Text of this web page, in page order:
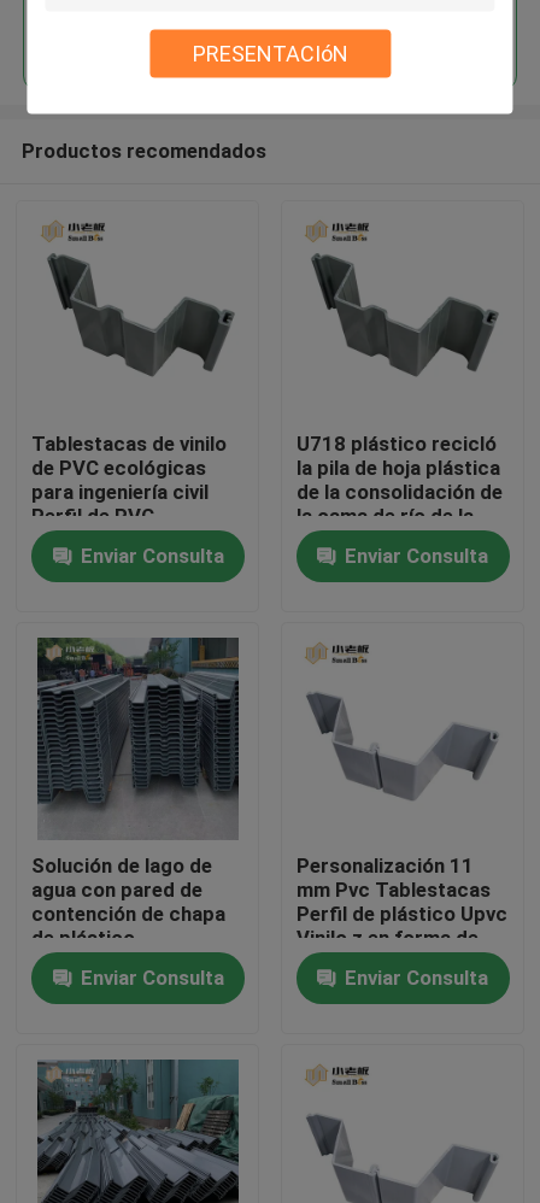
PRESENTACIóN
Hogar
Productos
Sobre nosotros
Viaje de la fábrica
Control de calidad
Éntrenos en contacto con
El blog
Medios de filtro MBBR
Bio medios de MBBR
Continuar
Productos recomendados
Tablestacas de vinilo
de PVC ecológicas
para ingeniería civil
Perfil de PVC
Enviar Consulta
U718 plástico recicló
la pila de hoja plástica
de la consolidación de
la cama de río de la
consolidación del
terraplén de las pilas
de hoja del vinilo
Enviar Consulta
Solución de lago de
agua con pared de
contención de chapa
de plástico
personalizada
Enviar Consulta
Personalización 11
mm Pvc Tablestacas
Perfil de plástico Upvc
Vinilo z en forma de
pilotes de plástico
Enviar Consulta